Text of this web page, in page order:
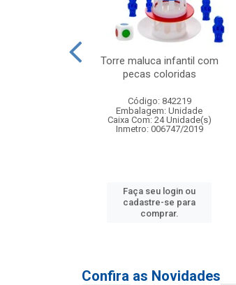
Torre maluca infantil com
pecas coloridas
Código: 842219
Embalagem: Unidade
Caixa Com: 24 Unidade(s)
Inmetro: 006747/2019
Faça seu login ou
cadastre-se para
comprar.
Confira as Novidades